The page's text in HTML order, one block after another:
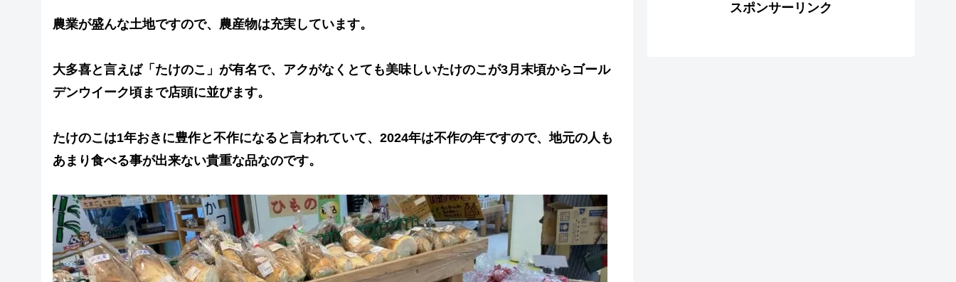
農業が盛んな土地ですので、農産物は充実しています。
大多喜と言えば「たけのこ」が有名で、アクがなくとても美味しいたけのこが3月末頃からゴール
デンウイーク頃まで店頭に並びます。
たけのこは1年おきに豊作と不作になると言われていて、2024年は不作の年ですので、地元の人も
あまり食べる事が出来ない貴重な品なのです。
スポンサーリンク